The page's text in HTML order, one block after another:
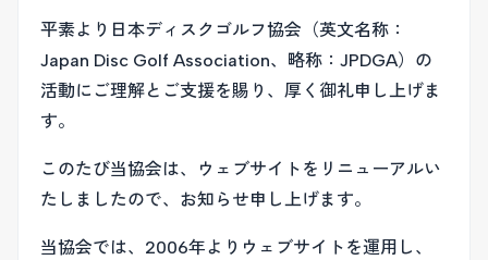
平素より日本ディスクゴルフ協会（英文名称：
Japan Disc Golf Association、略称：JPDGA）の
活動にご理解とご支援を賜り、厚く御礼申し上げま
す。
このたび当協会は、ウェブサイトをリニューアルい
たしましたので、お知らせ申し上げます。
当協会では、2006年よりウェブサイトを運用し、